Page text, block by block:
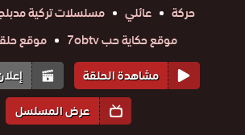
حركة
عائلي مسلسلات تركية
موقع حكاية حب 7obtv
موقع
مشاهدة الحلقة
عرض المسلسل